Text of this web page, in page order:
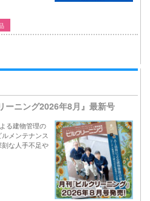
ーニング2026年8月』最新号
る建物管理の
メンテナンス
な人手不足や